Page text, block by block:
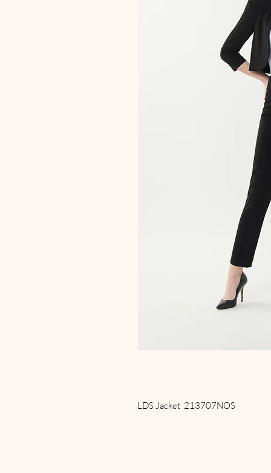
LDS Jacket 213707NOS